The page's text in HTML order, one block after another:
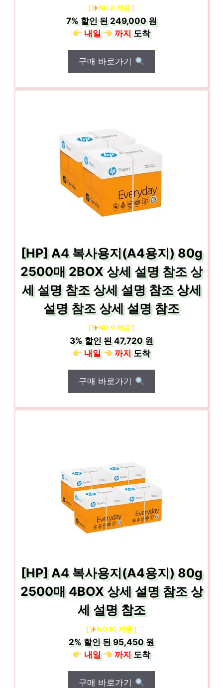
[ NO.8 제품 ]
7%할인 된249,000 원
내일
까지도착
구매 바로가기
[HP] A4 복사용지(A4용지) 80g
2500매 2BOX 상세 설명 참조 상
세 설명 참조 상세 설명 참조 상세
설명 참조 상세 설명 참조
[ NO.9 제품 ]
3%할인 된47,720 원
내일
까지도착
구매 바로가기
[HP] A4 복사용지(A4용지) 80g
2500매 4BOX 상세 설명 참조 상
세 설명 참조
[ NO.10 제품 ]
2%할인 된95,450 원
내일
까지도착
구매 바로가기